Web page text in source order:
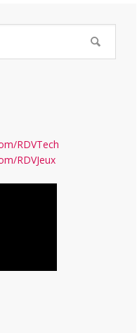
RDVTech
RDVJeux